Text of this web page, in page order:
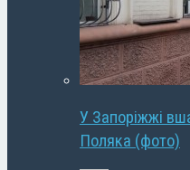
У Запоріжжі
Поляка (фото)